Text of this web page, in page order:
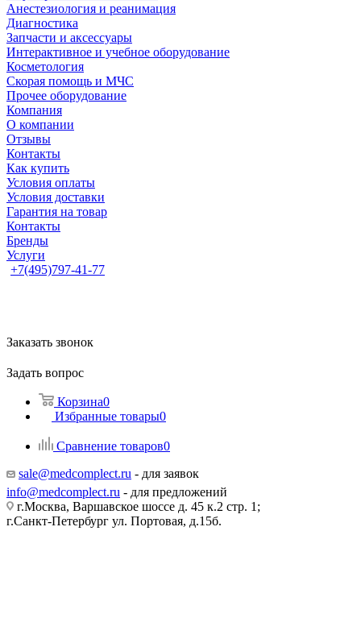
Анестезиология и реанимация
Диагностика
Запчасти и аксессуары
Интерактивное и учебное оборудование
Косметология
Скорая помощь и МЧС
Прочее оборудование
Компания
О компании
Отзывы
Контакты
Как купить
Условия оплаты
Условия доставки
Гарантия на товар
Контакты
Бренды
Услуги
+7(495)797-41-77
Заказать звонок
Задать вопрос
Корзина0
Избранные товары0
Сравнение товаров0
sale@medcomplect.ru - для заявок
info@medcomplect.ru - для предложений
г.Москва, Варшавское шоссе д. 45 к.2 стр. 1;
г.Санкт-Петербург ул. Портовая, д.15б.